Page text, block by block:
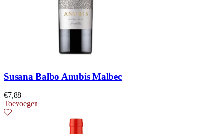
Susana Balbo Anubis Malbec
€7,88
Toevoegen